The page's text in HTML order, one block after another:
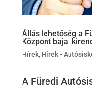
Állás lehetőség a
Központ bajai
Hírek, Hírek -
A Füredi